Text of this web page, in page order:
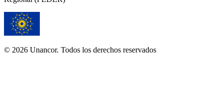
© 2026 Unancor. Todos los derechos reservados